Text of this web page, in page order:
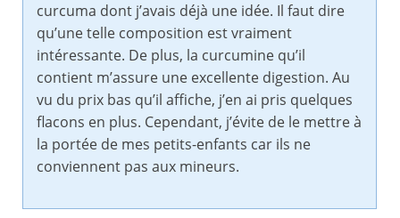
curcuma dont j’avais déjà une idée. Il faut dire
qu’une telle composition est vraiment
intéressante. De plus, la curcumine qu’il
contient m’assure une excellente digestion. Au
vu du prix bas qu’il affiche, j’en ai pris quelques
flacons en plus. Cependant, j’évite de le mettre à
la portée de mes petits-enfants car ils ne
conviennent pas aux mineurs.